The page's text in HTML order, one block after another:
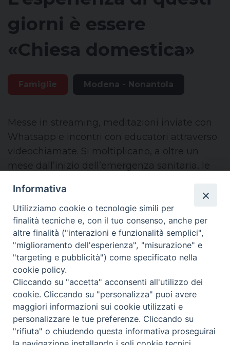
giorni è essere
«Chiesa domestica»
Famiglie Modena - Nonantola
Messe in streaming, meditazioni inviate con
Whatsapp e incontri con educatori attraverso
videochiamate. Si moltiplicano, a oltre un
mese dall’inizio dell’emergenza sanitaria, le
obiettivo ...
— Settimanale: NOSTRO TEMPO
Condividi su facebook
Condividi su twitter
Link alla storia
Informativa
Utilizziamo cookie o tecnologie simili per
finalità tecniche e, con il tuo consenso, anche per
altre finalità ("interazioni e funzionalità semplici",
"miglioramento dell'esperienza", "misurazione" e
"targeting e pubblicità") come specificato nella
cookie policy.
Cliccando su "accetta" acconsenti all'utilizzo dei
cookie. Cliccando su "personalizza" puoi avere
maggiori informazioni sui cookie utilizzati e
personalizzare le tue preferenze. Cliccando su
"rifiuta" o chiudendo questa informativa proseguirai